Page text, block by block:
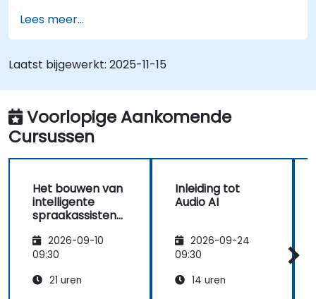
Lees meer...
Laatst bijgewerkt: 2025-11-15
Voorlopige Aankomende
Cursussen
Het bouwen van
intelligente
spraakassistent
2026-09-10
09:30
21 uren
Inleiding tot
Audio AI
2026-09-24
09:30
14 uren